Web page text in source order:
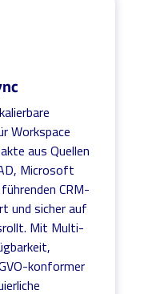
Workspace
aus Quellen
Microsoft
CRM-
und sicher auf
Mit Multi-
konformer